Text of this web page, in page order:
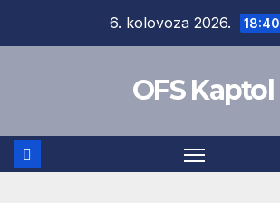
6. kolovoza 2026. 18:40
OFS Kaptol